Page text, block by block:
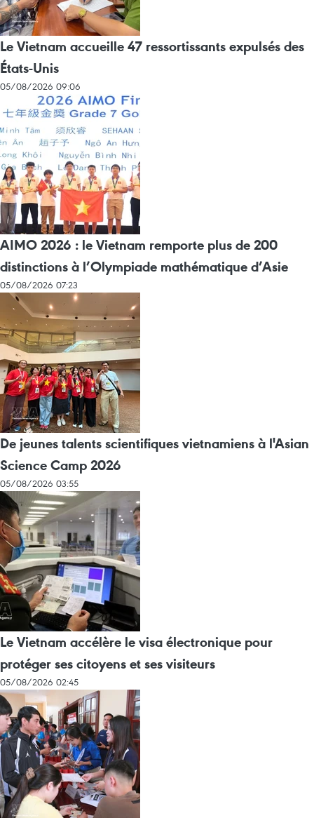
Le Vietnam accueille 47 ressortissants expulsés des
États-Unis
05/08/2026 09:06
AIMO 2026 : le Vietnam remporte plus de 200
distinctions à l’Olympiade mathématique d’Asie
05/08/2026 07:23
De jeunes talents scientifiques vietnamiens à l'Asian
Science Camp 2026
05/08/2026 03:55
Le Vietnam accélère le visa électronique pour
protéger ses citoyens et ses visiteurs
05/08/2026 02:45